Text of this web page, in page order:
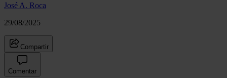
José A. Roca
29/08/2025
Compartir
Comentar